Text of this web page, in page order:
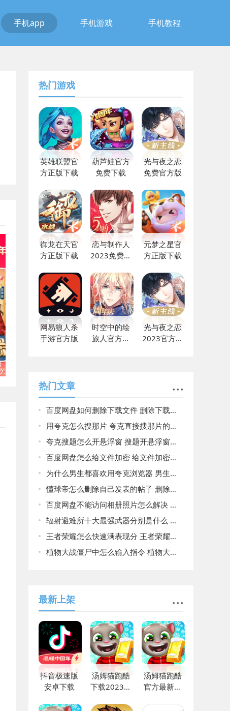
手机app 手机游戏 手机教程
热门游戏
英雄联盟官
方正版下载
葫芦娃官方
免费下载
光与夜之恋
免费官方版
御龙在天官
方正版下载
恋与制作人
2023免费下
元梦之星官
方正版下载
网易狼人杀
手游官方版
时空中的绘
旅人官方正
光与夜之恋
2023官方最
热门文章
百度网盘如何删除下载文件 删除下载文件方法
用夸克怎么搜那片 夸克直接搜那片的方法
夸克搜题怎么开悬浮窗 搜题开悬浮窗方法介绍
百度网盘怎么给文件加密 给文件加密方法介绍
为什么男生都喜欢用夸克浏览器 男生都喜欢用夸克浏览器原因揭晓
懂球帝怎么删除自己发表的帖子 删除自己发表的帖子教程分享
百度网盘不能访问相册照片怎么解决 不能访问相册照片解决方法
辐射避难所十大最强武器分别是什么 十大最强武器介绍
王者荣耀怎么快速满表现分 王者荣耀快速满表现分的方法
植物大战僵尸中怎么输入指令 植物大战僵尸输入指令大全
最新上架
抖音极速版
安卓下载
汤姆猫跑酷
下载2023最
汤姆猫跑酷
官方最新版